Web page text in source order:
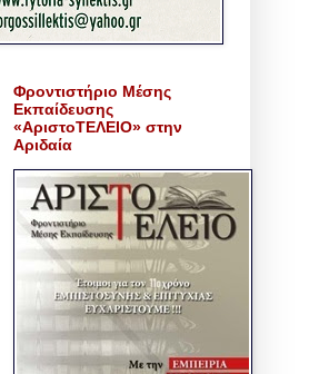
Φροντιστήριο Μέσης
Εκπαίδευσης
«ΑριστοΤΕΛΕΙΟ» στην
Αριδαία